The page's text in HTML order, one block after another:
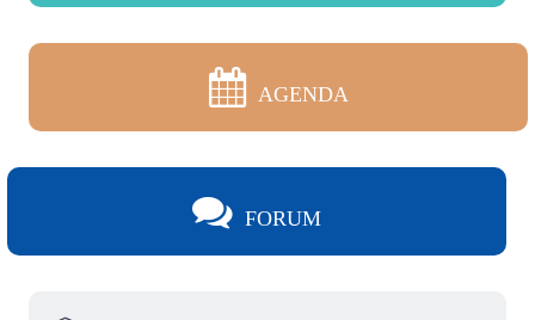
AGENDA
FORUM